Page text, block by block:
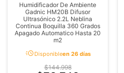
Humidificador De Ambiente
Gadnic HM20B Difusor
Ultrasónico 2.2L Neblina
Continua Boquilla 360 Grados
Apagado Automatico Hasta 20
m2
acuteDisponibleen 26 días
$144.998